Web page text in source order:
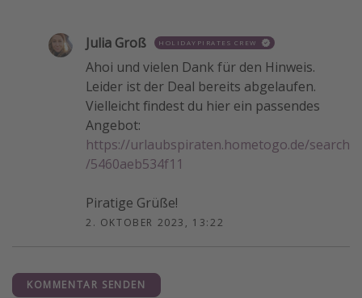
Julia Groß HOLIDAYPIRATES CREW
Ahoi und vielen Dank für den Hinweis.
Leider ist der Deal bereits abgelaufen.
Vielleicht findest du hier ein passendes
Angebot:
https://urlaubspiraten.hometogo.de/search
/5460aeb534f11
Piratige Grüße!
2. OKTOBER 2023, 13:22
KOMMENTAR SENDEN